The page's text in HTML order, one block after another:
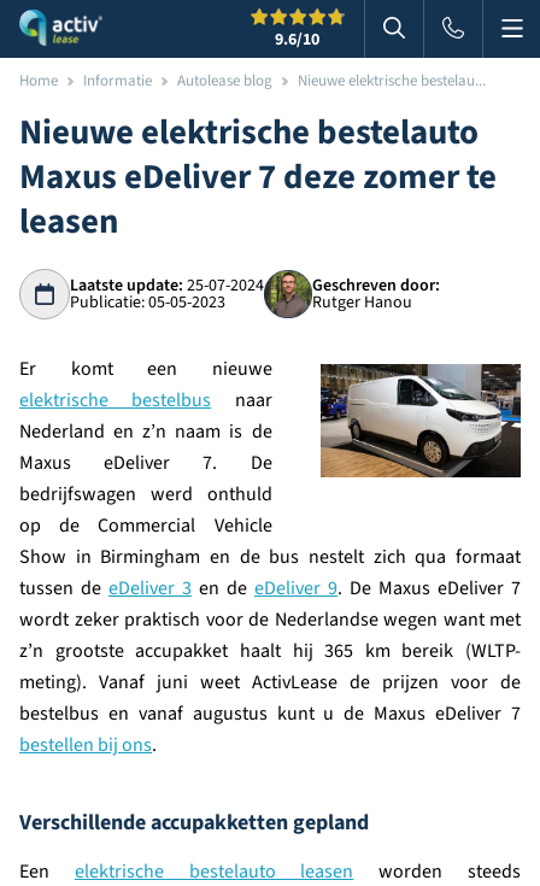
9.6/10 Zoeken in
Home Informatie Autolease blog Nieuwe elektrische bestelau...
Nieuwe elektrische bestelauto
Maxus eDeliver 7 deze zomer te
leasen
Laatste update: 25-07-2024
Publicatie: 05-05-2023
Geschreven door:
Rutger Hanou
Er komt een nieuwe
elektrische bestelbus naar
Nederland en z’n naam is de
Maxus eDeliver 7. De
bedrijfswagen werd onthuld
op de Commercial Vehicle
Show in Birmingham en de bus nestelt zich qua formaat
tussen de eDeliver 3 en de eDeliver 9. De Maxus eDeliver 7
wordt zeker praktisch voor de Nederlandse wegen want met
z’n grootste accupakket haalt hij 365 km bereik (WLTP-
meting). Vanaf juni weet ActivLease de prijzen voor de
bestelbus en vanaf augustus kunt u de Maxus eDeliver 7
bestellen bij ons.
Verschillende accupakketten gepland
Een elektrische bestelauto leasen worden steeds